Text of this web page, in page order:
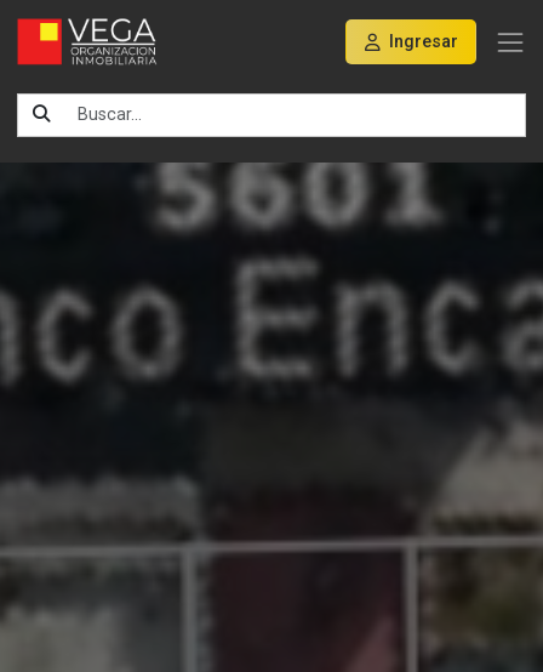
Ingresar